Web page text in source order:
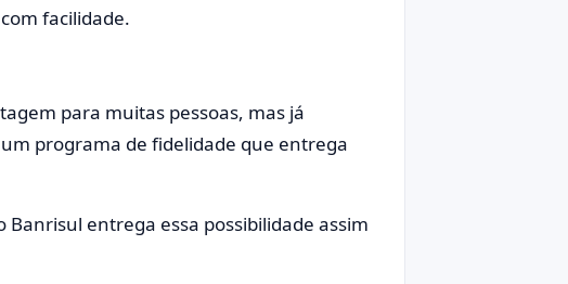
facilidade.
para muitas pessoas, mas já
programa de fidelidade que entrega
entrega essa possibilidade assim